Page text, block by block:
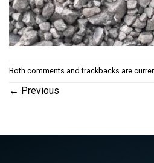
Both comments and trackbacks are
← Previous